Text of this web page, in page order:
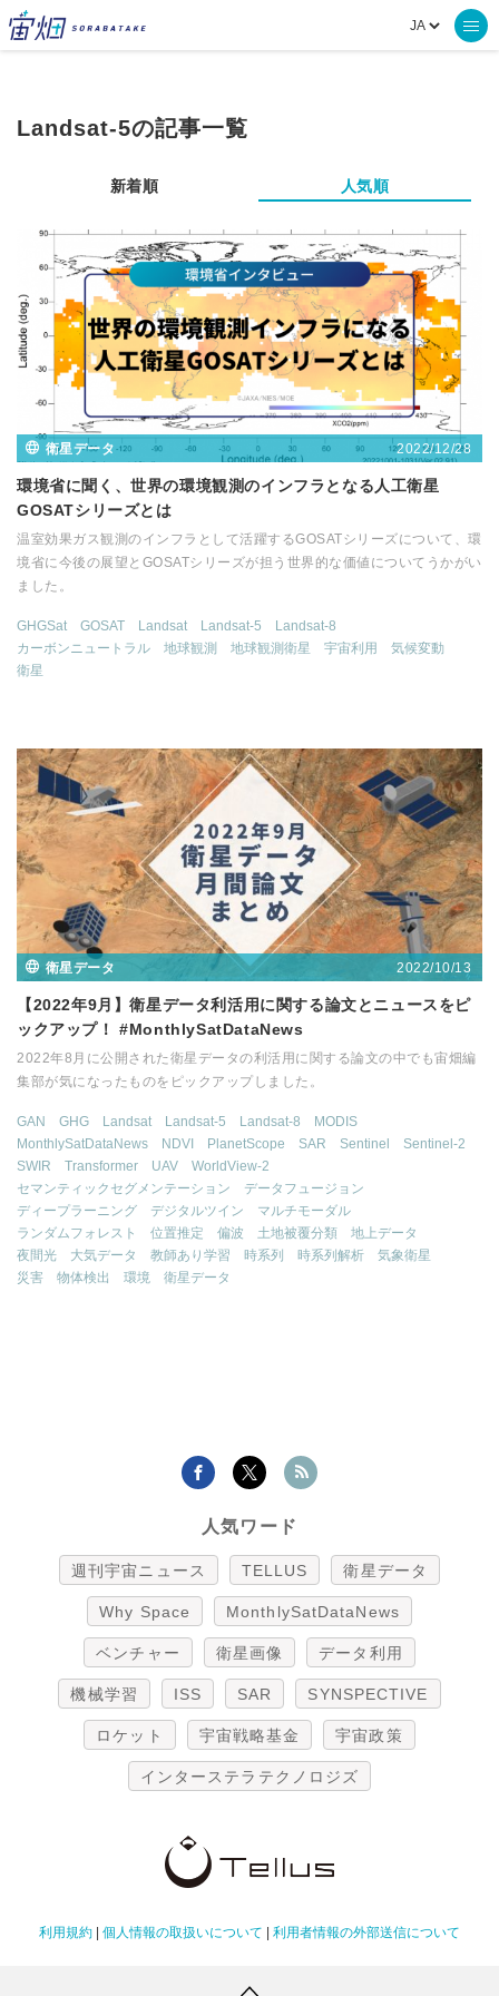
Landsat-5の記事一覧
新着順 人気順
衛星データ 2022/12/28
環境省に聞く、世界の環境観測のインフラとなる人工衛星
GOSATシリーズとは
温室効果ガス観測のインフラとして活躍するGOSATシリーズについて、環
境省に今後の展望とGOSATシリーズが担う世界的な価値についてうかがい
ました。
GHGSat GOSAT Landsat Landsat-5
Landsat-8
カーボンニュートラル
地球観測 地球観測衛星 宇宙利用
気候変動
衛星
衛星データ 2022/10/13
【2022年9月】衛星データ利活用に関する論文とニュースをピ
ックアップ！ #MonthlySatDataNews
2022年8月に公開された衛星データの利活用に関する論文の中でも宙畑編
集部が気になったものをピックアップしました。
GAN GHG Landsat Landsat-5 Landsat-8
MODIS
MonthlySatDataNews
NDVI PlanetScope SAR Sentinel
Sentinel-2
SWIR
Transformer UAV
WorldView-2
セマンティックセグメンテーション
データフュージョン
ディープラーニング
デジタルツイン
マルチモーダル
ランダムフォレスト
位置推定 偏波 土地被覆分類
地上データ
夜間光
大気データ 教師あり学習 時系列 時系列解析
気象衛星
災害
物体検出 環境 衛星データ
人気ワード
週刊宇宙ニュース TELLUS 衛星データ
Why Space MonthlySatDataNews
ベンチャー 衛星画像 データ利用
機械学習 ISS SAR SYNSPECTIVE
ロケット 宇宙戦略基金 宇宙政策
インターステラテクノロジズ
利用規約 個人情報の取扱いについて 利用者情報の外部送信について